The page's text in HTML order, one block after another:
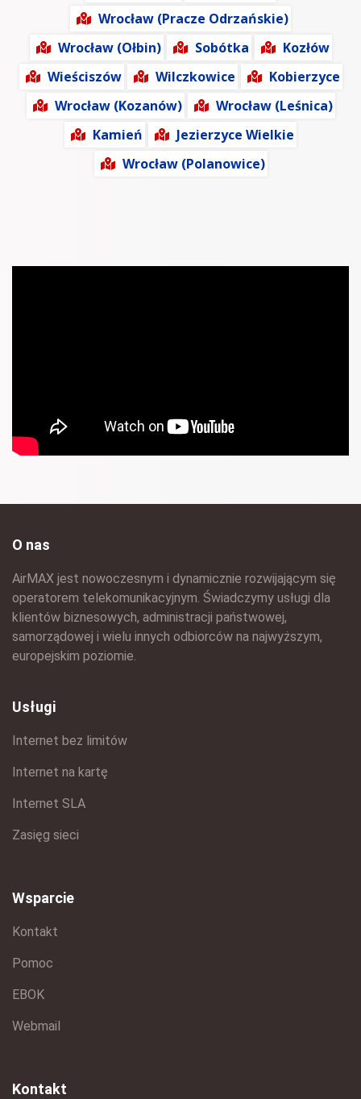
Wrocław (Pracze Odrzańskie)
Wrocław (Ołbin)
Sobótka
Kozłów
Wieściszów
Wilczkowice
Kobierzyce
Wrocław (Kozanów)
Wrocław (Leśnica)
Kamień
Jezierzyce Wielkie
Wrocław (Polanowice)
O nas
AirMAX jest nowoczesnym i dynamicznie rozwijającym się
operatorem telekomunikacyjnym. Świadczymy usługi dla
klientów biznesowych, administracji państwowej,
samorządowej i wielu innych odbiorców na najwyższym,
europejskim poziomie.
Usługi
Internet bez limitów
Internet na kartę
Internet SLA
Zasięg sieci
Wsparcie
Kontakt
Pomoc
EBOK
Webmail
Kontakt